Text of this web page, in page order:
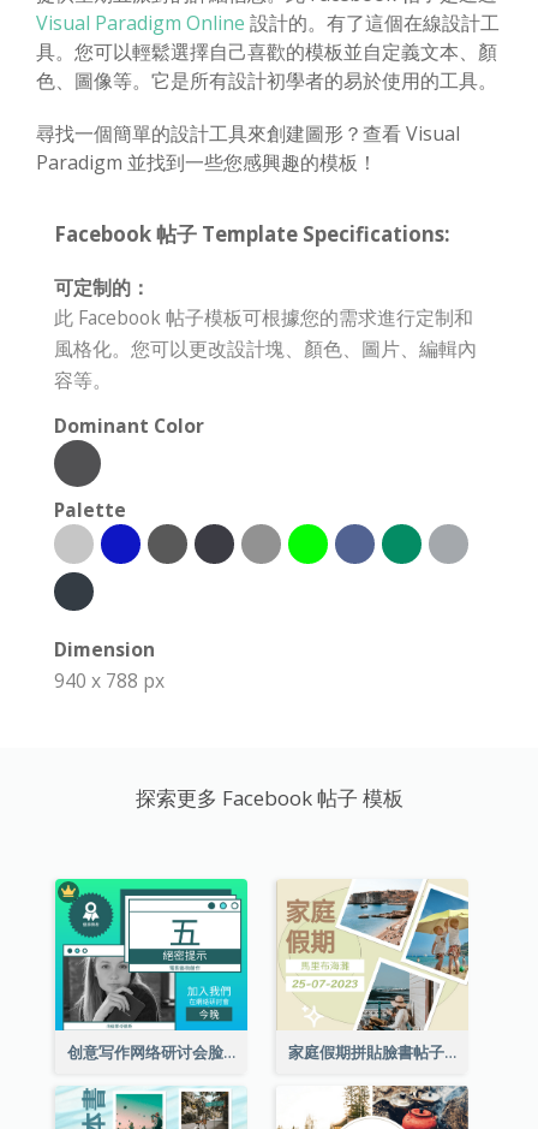
Visual Paradigm Online 設計的。有了這個在線設計工
具。您可以輕鬆選擇自己喜歡的模板並自定義文本、顏
色、圖像等。它是所有設計初學者的易於使用的工具。
尋找一個簡單的設計工具來創建圖形？查看 Visual
Paradigm 並找到一些您感興趣的模板！
Facebook 帖子 Template Specifications:
可定制的：
此 Facebook 帖子模板可根據您的需求進行定制和
風格化。您可以更改設計塊、顏色、圖片、編輯內
容等。
Dominant Color
Palette
Dimension
940 x 788 px
探索更多 Facebook 帖子 模板
创意写作网络研讨会脸书帖子 家庭假期拼貼臉書帖子